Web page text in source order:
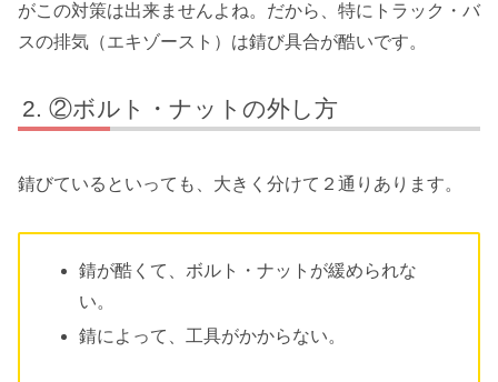
がこの対策は出来ませんよね。だから、特にトラック・バ
スの排気（エキゾースト）は錆び具合が酷いです。
②ボルト・ナットの外し方
錆びているといっても、大きく分けて２通りあります。
錆が酷くて、ボルト・ナットが緩められな
い。
錆によって、工具がかからない。